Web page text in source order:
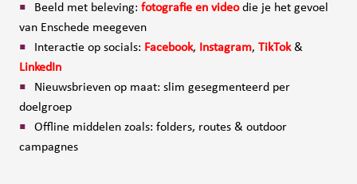
Beeld met beleving: fotografie en videodie je het gevoel
van Enschede meegeven
Interactie op socials: Facebook, Instagram, TikTok&
LinkedIn
Nieuwsbrieven op maat: slim gesegmenteerd per
doelgroep
Offline middelen zoals: folders, routes & outdoor
campagnes